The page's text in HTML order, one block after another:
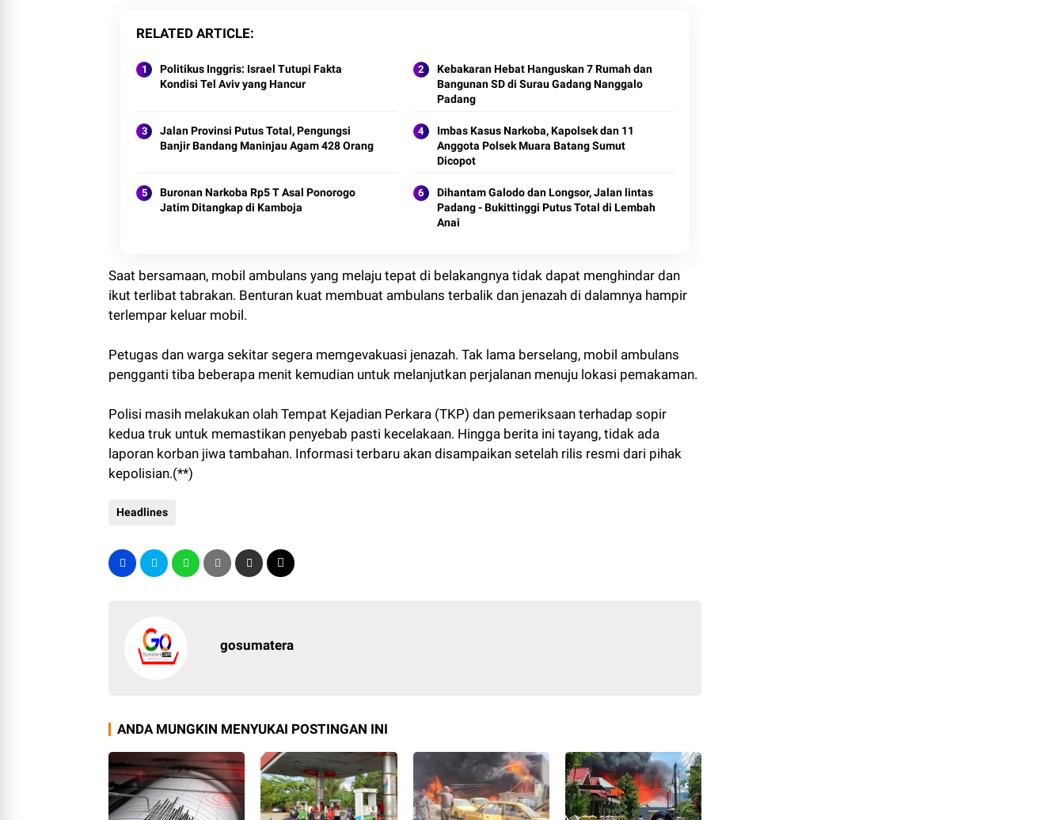
RELATED ARTICLE
Politikus Inggris: Israel Tutupi Fakta
Kondisi Tel Aviv yang Hancur
Kebakaran Hebat Hanguskan 7 Rumah dan
Bangunan SD di Surau Gadang Nanggalo
Padang
Jalan Provinsi Putus Total, Pengungsi
Banjir Bandang Maninjau Agam 428 Orang
Imbas Kasus Narkoba, Kapolsek dan 11
Anggota Polsek Muara Batang Sumut
Dicopot
Buronan Narkoba Rp5 T Asal Ponorogo
Jatim Ditangkap di Kamboja
Dihantam Galodo dan Longsor, Jalan lintas
Padang - Bukittinggi Putus Total di Lembah
Anai
Saat bersamaan, mobil ambulans yang melaju tepat di belakangnya tidak dapat menghindar dan
ikut terlibat tabrakan. Benturan kuat membuat ambulans terbalik dan jenazah di dalamnya hampir
terlempar keluar mobil.
Petugas dan warga sekitar segera memgevakuasi jenazah. Tak lama berselang, mobil ambulans
pengganti tiba beberapa menit kemudian untuk melanjutkan perjalanan menuju lokasi pemakaman.
Polisi masih melakukan olah Tempat Kejadian Perkara (TKP) dan pemeriksaan terhadap sopir
kedua truk untuk memastikan penyebab pasti kecelakaan. Hingga berita ini tayang, tidak ada
laporan korban jiwa tambahan. Informasi terbaru akan disampaikan setelah rilis resmi dari pihak
kepolisian.(**)
Headlines
gosumatera
ANDA MUNGKIN MENYUKAI POSTINGAN INI